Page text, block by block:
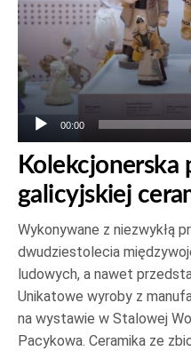
00:00
Kolekcjonerska
galicyjskiej
Wykonywane z niezwykłą
dwudziestolecia
ludowych, a nawet
Unikatowe wyroby z
na wystawie w Stalowej
Pacykowa. Ceramika ze